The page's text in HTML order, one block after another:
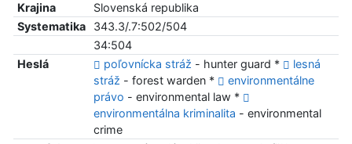
Krajina
Slovenská republika
Systematika
343.3/.7:502/504
34:504
Heslá
poľovnícka stráž - hunter guard *
lesná
stráž - forest warden *
environmentálne
právo - environmental law *
environmentálna kriminalita - environmental
crime